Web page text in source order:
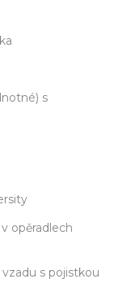
s
opěradlech
s pojistkou